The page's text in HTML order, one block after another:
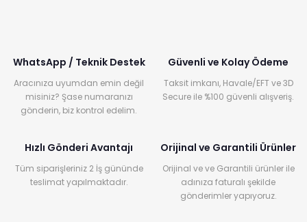
WhatsApp / Teknik Destek
Aracınıza uyumdan emin değil
misiniz? Şase numaranızı
gönderin, biz kontrol edelim.
Güvenli ve Kolay Ödeme
Taksit imkanı, Havale/EFT ve 3D
Secure ile %100 güvenli alışveriş.
Hızlı Gönderi Avantajı
Tüm siparişleriniz 2 İş gününde
teslimat yapılmaktadır.
Orijinal ve Garantili Ürünler
Orijinal ve ve Garantili ürünler ile
adınıza faturalı şekilde
gönderimler yapıyoruz.